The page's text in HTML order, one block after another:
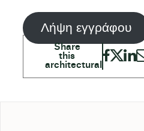
Λήψη εγγράφου